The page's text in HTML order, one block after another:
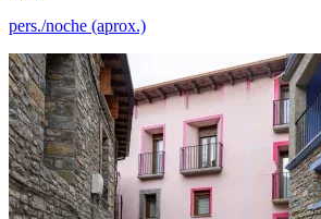
pers./noche (aprox.)